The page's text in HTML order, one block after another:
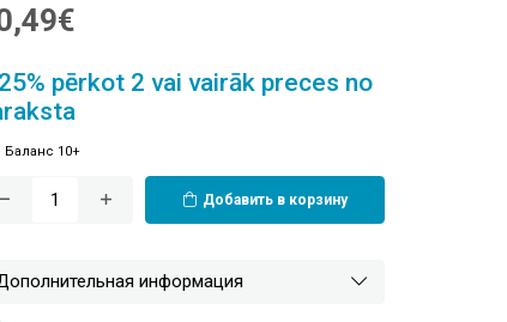
pērkot 2 vai vairāk preces no
Баланс 10+
Добавить в корзину
информация